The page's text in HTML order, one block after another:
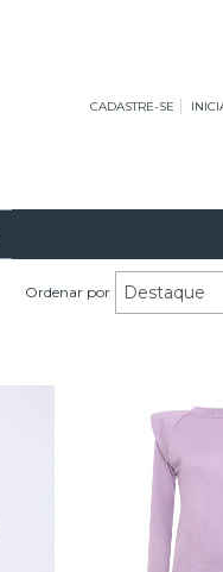
CADASTRE-SE
Ordenar por